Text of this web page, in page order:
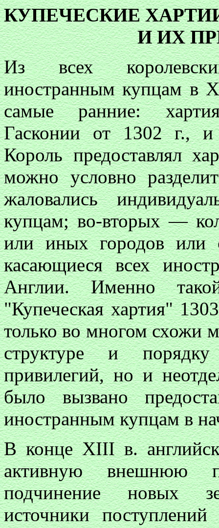
КУПЕЧЕСКИЕ
И ИХ
Из всех
иностранным купцам в
самые ранние:
Гасконии от 1302 г., и
Король предоставлял
можно условно
жаловались
купцам; во-вторых —
или иных городов или
касающиеся всех
Англии. Именно
"Купеческая хартия"
только во многом схожи
структуре и
привилегий, но и
было вызвано
иностранным купцам в
В конце ХIII в.
активную внешнюю
подчинение новых
источники